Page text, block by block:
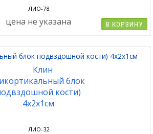
ЛИО-78
цена не указана В КОРЗИНУ
блок подвздошной кости) 4х2х1см
ЛИО-32